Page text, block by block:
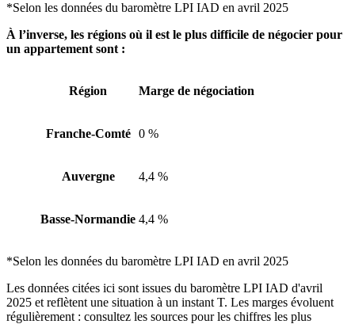
*Selon les données du baromètre LPI IAD en avril 2025
À l’inverse, les régions où il est le plus difficile de négocier pour
un appartement sont :
Région Marge de négociation
Franche-Comté 0 %
Auvergne 4,4 %
Basse-Normandie 4,4 %
*Selon les données du baromètre LPI IAD en avril 2025
Les données citées ici sont issues du baromètre LPI IAD d'avril
2025 et reflètent une situation à un instant T. Les marges évoluent
régulièrement : consultez les sources pour les chiffres les plus